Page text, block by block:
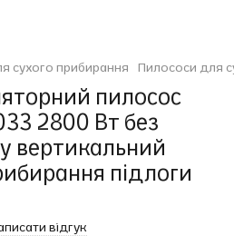
сухого прибирання Пилососи для
пилосос
2800 Вт без
вертикальний
підлоги
відгук